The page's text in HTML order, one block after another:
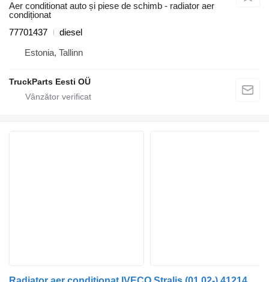
Aer conditionat auto și piese de schimb - radiator aer
condiționat
77701437
diesel
Estonia, Tallinn
TruckParts Eesti OÜ